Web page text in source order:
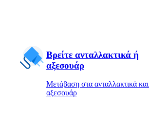
Βρείτε ανταλλακτικά ή
αξεσουάρ
Μετάβαση στα ανταλλακτικά
αξεσουάρ